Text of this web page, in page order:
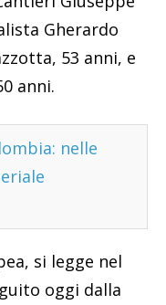
Gherardo
53 anni, e
anni.
nelle
si legge nel
oggi dalla